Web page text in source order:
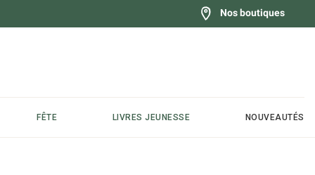
Nos boutiques
FÊTE LIVRES JEUNESSE NOUVEAUTÉS